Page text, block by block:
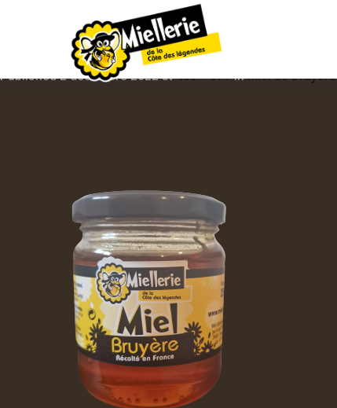
IMAGE NAVIGATION
MIEL DE BRUYERE
Published2 décembre 2022at433 × 577inMiel de Bruyère